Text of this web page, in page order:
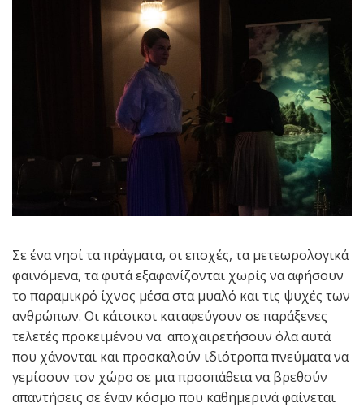
Σε ένα νησί τα πράγματα, οι εποχές, τα μετεωρολογικά
φαινόμενα, τα φυτά εξαφανίζονται χωρίς να αφήσουν
το παραμικρό ίχνος μέσα στα μυαλό και τις ψυχές των
ανθρώπων. Οι κάτοικοι καταφεύγουν σε παράξενες
τελετές προκειμένου να αποχαιρετήσουν όλα αυτά
που χάνονται και προσκαλούν ιδιότροπα πνεύματα να
γεμίσουν τον χώρο σε μια προσπάθεια να βρεθούν
απαντήσεις σε έναν κόσμο που καθημερινά φαίνεται